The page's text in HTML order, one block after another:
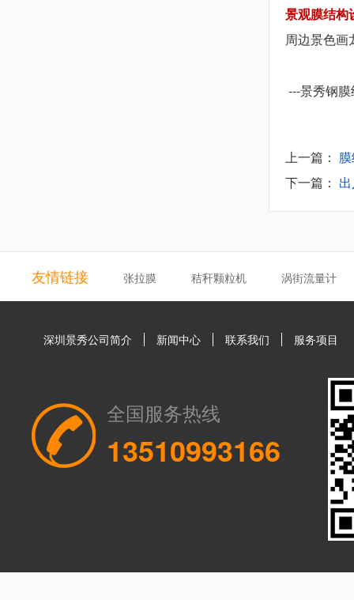
景观膜结构
周边景色画
---景秀钢
上一篇：
下一篇：
友情链接 张拉膜 秸秆颗粒机 涡街流量计
深圳景秀公司简介 新闻中心 联系我们 服务项目
全国服务热线
13510993166